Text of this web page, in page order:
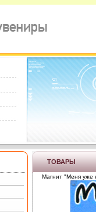
ТОВАРЫ
Магнит "Меня уже